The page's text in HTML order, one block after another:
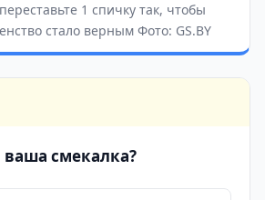
1 спичку так, чтобы
стало верным Фото: GS.BY
ваша смекалка?